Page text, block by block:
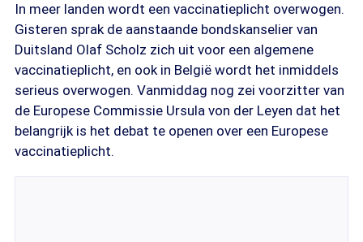
In meer landen wordt een vaccinatieplicht overwogen.
Gisteren sprak de aanstaande bondskanselier van
Duitsland Olaf Scholz zich uit voor een algemene
vaccinatieplicht, en ook in België wordt het inmiddels
serieus overwogen. Vanmiddag nog zei voorzitter van
de Europese Commissie Ursula von der Leyen dat het
belangrijk is het debat te openen over een Europese
vaccinatieplicht.